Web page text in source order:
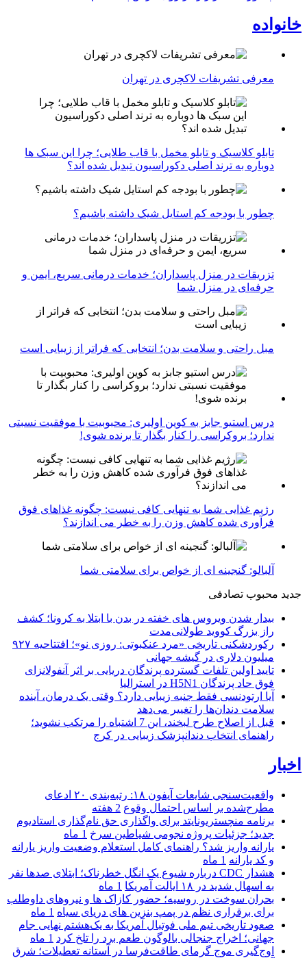
خانواده
معرفی تشریفات لاکچری در تهران
تابلو کلاسیک و تابلو مخمل با قاب طلایی؛ چرا این سبک ها
دوباره به ترند اصلی دکوراسیون تبدیل شده اند؟
چطور با بودجه کم استایل شیک داشته باشیم؟
تزریقات در منزل پاسداران؛ خدمات درمانی سریع، ایمن و
حرفه‌ای در منزل شما
مبل راحتی و سلامت بدن؛ انتخابی که فراتر از زیبایی است
درس استیو جابز به کوین اولیری: محبوبیت با موفقیت نسبتی
ندارد؛ بروکراسی را کنار بگذار تا برنده شوی!
رژیم غذایی شما به تنهایی کافی نیست: چگونه غذاهای فوق
فرآوری شده کاهش وزن را به خطر می اندازند؟
آلبالو: گنجینه ای از خواص برای سلامتی شما
جدید محبوب تصادفی
بیدار شدن ویروس‌ های خفته در بدن با ابتلا به کرونا؛ کشف
راز بزرگ کووید طولانی‌مدت
رکوردشکنی تاریخی «مرد عنکبوتی: روزی نو»؛ افتتاحیه ۹۲۷
میلیون دلاری در گیشه جهانی
تایید اولین تلفات گسترده پرندگان دریایی بر اثر آنفولانزای
فوق حاد پرندگان H5N1 در استرالیا
آیا ارتودنسی فقط جنبه زیبایی دارد؟ وقتی یک درمان، آینده
سلامت دندان‌ها را تغییر می‌دهد
قبل از اصلاح طرح لبخند، این 7 اشتباه را مرتکب نشوید؛
راهنمای انتخاب دندانپزشک زیبایی در کرج
اخبار
واقعیت‌سنجی شایعات آیفون ۱۸: رتبه‌بندی ۲۰ ادعای
مطرح‌شده بر اساس احتمال وقوع 2 هفته
برنامه منچستریونایتد برای واگذاری حق نام‌گذاری استادیوم
جدید؛ جزئیات پروژه نجومی شیاطین سرخ 1 ماه
یارانه واریز شد؟ راهنمای کامل استعلام وضعیت واریز یارانه
و کد یارانه 1 ماه
هشدار CDC درباره شیوع یک انگل خطرناک؛ ابتلای صدها نفر
به اسهال شدید در ۱۸ ایالت آمریکا
1 ماه
بحران سوخت در روسیه؛ حضور کازاک‌ ها و نیروهای داوطلب
برای برقراری نظم در پمپ بنزین‌ های دریای سیاه 1 ماه
صعود تاریخی تیم ملی فوتبال آمریکا به یک‌هشتم نهایی جام
جهانی؛ اخراج جنجالی بالوگون طعم برد را تلخ کرد 1 ماه
اوج‌گیری موج گرمای طاقت‌فرسا در آستانه تعطیلات؛ شرق